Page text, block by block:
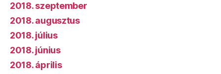
2018. szeptember
2018. augusztus
2018. július
2018. június
2018. április